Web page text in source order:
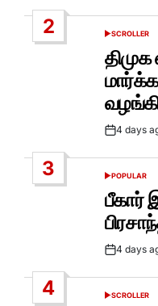
2
POSTED
SCROLLER
Post4 days
3
POSTED
POPULAR
பீகார்
Post4 days
4
POSTED
SCROLLER